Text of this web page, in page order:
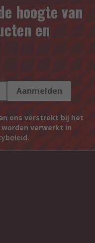
hoogte van
en
Aanmelden
ons verstrekt bij het
verwerkt in
.